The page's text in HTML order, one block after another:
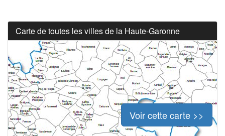
Carte de toutes les villes de la Haute-Garonne
Voir cette carte >>